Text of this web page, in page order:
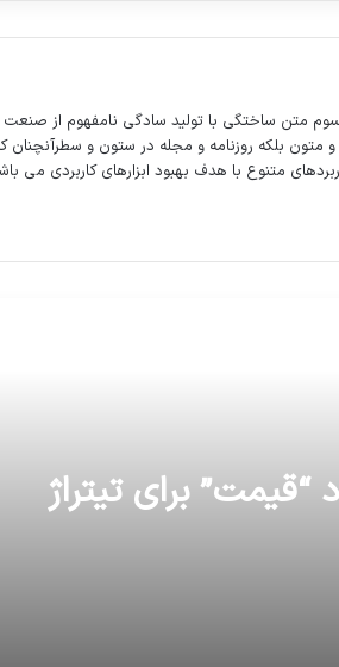
متن ساختگی با تولید سادگی نامفهوم از
و متون بلکه روزنامه و مجله در ستون و سطرآنچنان
متنوع با هدف بهبود ابزارهای کاربردی می
“قیمت” برای تیتراژ